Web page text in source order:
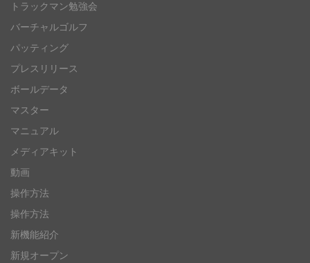
トラックマン勉強会
バーチャルゴルフ
パッティング
プレスリリース
ボールデータ
マスター
マニュアル
メディアキット
動画
操作方法
操作方法
新機能紹介
新規オープン